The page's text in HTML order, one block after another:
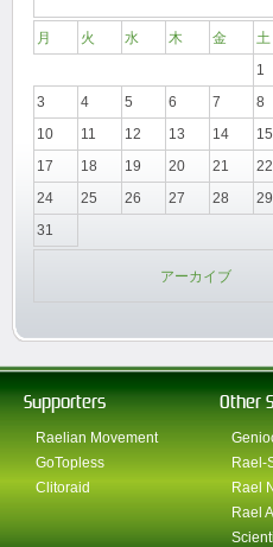
月 火 水 木 金 土
1
3
4 5 6 7 8
10
11 12 13 14 15
17
18 19 20 21 22
24
25 26 27 28 29
31
アーカイブ
Supporters
Raelian Movement
GoTopless
Clitoraid
Other
Rael-
Rael
Rael